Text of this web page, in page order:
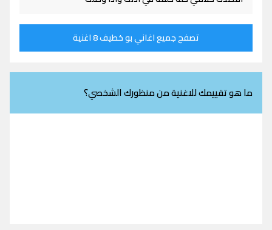
تصفح جميع اغاني بو خطيف 8 اغنية
ما هو تقييمك للاغنية من منظورك الشخصي؟